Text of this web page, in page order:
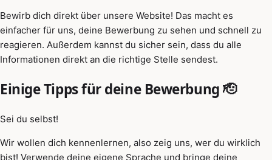
Bewirb dich direkt über unsere Website! Das macht es
einfacher für uns, deine Bewerbung zu sehen und schnell zu
reagieren. Außerdem kannst du sicher sein, dass du alle
Informationen direkt an die richtige Stelle sendest.
Einige Tipps für deine Bewerbung 🫡
Sei du selbst!
Wir wollen dich kennenlernen, also zeig uns, wer du wirklich
bist! Verwende deine eigene Sprache und bringe deine